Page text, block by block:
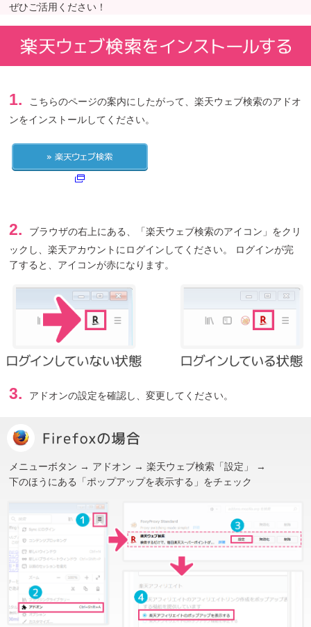
ぜひご活用ください！
1.
こちらのページの案内にしたがって、楽天ウェブ検索のアドオ
ンをインストールしてください。
2.
ブラウザの右上にある、「楽天ウェブ検索のアイコン」をクリ
ックし、楽天アカウントにログインしてください。 ログインが完
了すると、アイコンが赤になります。
3. アドオンの設定を確認し、変更してください。
メニューボタン → アドオン → 楽天ウェブ検索「設定」 →
下のほうにある「ポップアップを表示する」をチェック